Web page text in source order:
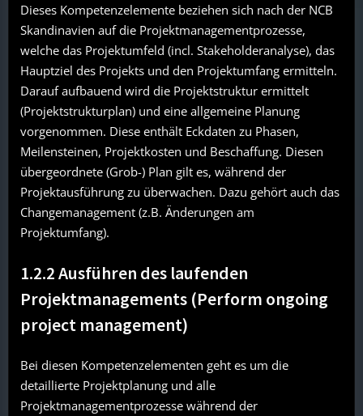
Dieses Kompetenzelemente beziehen sich nach der NCB
Skandinavien auf die Projektmanagementprozesse,
welche das Projektumfeld (incl. Stakeholderanalyse), das
Hauptziel des Projekts und den Projektumfang ermitteln.
Darauf aufbauend wird die Projektstruktur ermittelt
(Projektstrukturplan) und eine allgemeine Planung
vorgenommen. Diese enthält Eckdaten zu Phasen,
Meilensteinen, Projektkosten und Beschaffung. Diesen
übergeordnete (Grob-) Plan gilt es, während der
Projektausführung zu überwachen. Dazu gehört auch das
Changemanagement (z.B. Änderungen am
Projektumfang).
1.2.2 Ausführen des laufenden
Projektmanagements (Perform ongoing
project management)
Bei diesen Kompetenzelementen geht es um die
detaillierte Projektplanung und alle
Projektmanagementprozesse während der